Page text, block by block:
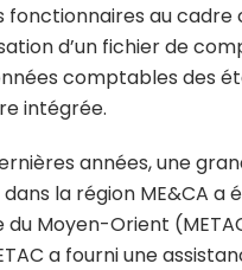
fonctionnaires au
d’un fichier de
comptables des
intégrée.
années, une
la région ME&CA a
Moyen-Orient
a fourni une